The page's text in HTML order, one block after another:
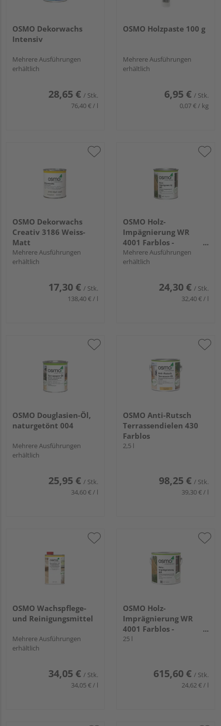
OSMO Dekorwachs
Intensiv
Mehrere Ausführungen
erhältlich
28,65 € / Stk.
76,40 € / l
OSMO Holzpaste 100 g
Mehrere Ausführungen
erhältlich
6,95 € / Stk.
0,07 € / kg
OSMO Dekorwachs
Creativ 3186 Weiss-
Matt
Mehrere Ausführungen
erhältlich
17,30 € / Stk.
138,40 € / l
OSMO Holz-
Impägnierung WR
4001 Farblos -
Kleingebinde
Mehrere Ausführungen
erhältlich
24,30 € / Stk.
32,40 € / l
OSMO Douglasien-Öl,
naturgetönt 004
Mehrere Ausführungen
erhältlich
25,95 € / Stk.
34,60 € / l
OSMO Anti-Rutsch
Terrassendielen 430
Farblos
2,5 l
98,25 € / Stk.
39,30 € / l
OSMO Wachspflege-
und Reinigungsmittel
Mehrere Ausführungen
erhältlich
34,05 € / Stk.
34,05 € / l
OSMO Holz-
Imprägnierung WR
4001 Farblos -
Großgebinde
25 l
615,60 € / Stk.
24,62 € / l